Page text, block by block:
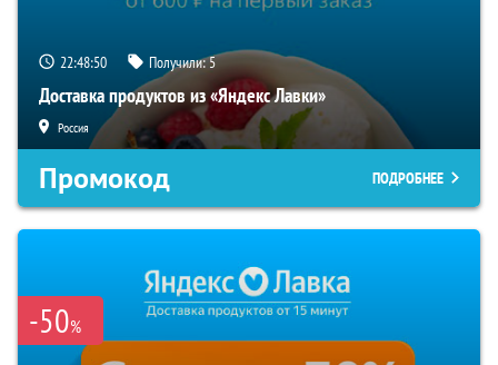
22:48:50 Получили:5
Доставка продуктов из «Яндекс Лавки»
Россия
Промокод ПОДРОБНЕЕ
-50%